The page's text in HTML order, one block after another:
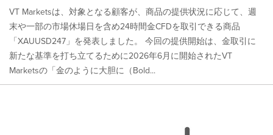
VT Marketsは、対象となる顧客が、商品の提供状況に応じて、週
末や一部の市場休場日を含め24時間金CFDを取引できる商品
「XAUUSD247」を発表しました。 今回の提供開始は、金取引に
新たな基準を打ち立てるために2026年6月に開始されたVT
Marketsの「金のように大胆に（Bold...